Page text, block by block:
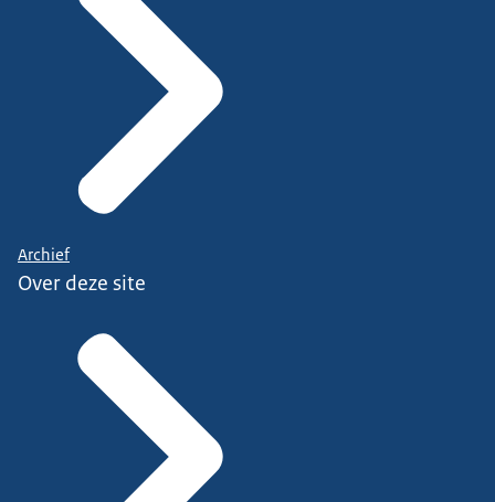
Archief
Over deze site